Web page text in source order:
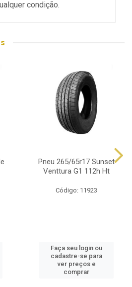
condição.
Pneu 265/65r17 Sunset
Venttura G1 112h Ht
Código: 11923
Faça seu login ou
cadastre-se para
ver preços e
comprar